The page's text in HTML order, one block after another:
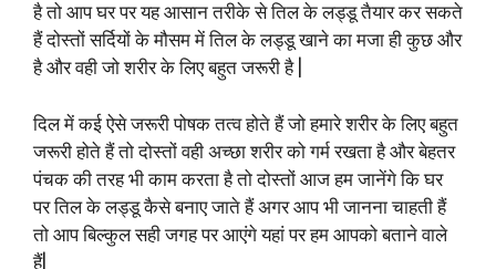
है तो आप घर पर यह आसान तरीके से तिल के लड्डू तैयार कर सकते
हैं दोस्तों सर्दियों के मौसम में तिल के लड्डू खाने का मजा ही कुछ और
है और वही जो शरीर के लिए बहुत जरूरी है |
दिल में कई ऐसे जरूरी पोषक तत्व होते हैं जो हमारे शरीर के लिए बहुत
जरूरी होते हैं तो दोस्तों वही अच्छा शरीर को गर्म रखता है और बेहतर
पंचक की तरह भी काम करता है तो दोस्तों आज हम जानेंगे कि घर
पर तिल के लड्डू कैसे बनाए जाते हैं अगर आप भी जानना चाहती हैं
तो आप बिल्कुल सही जगह पर आएंगे यहां पर हम आपको बताने वाले
हैं|